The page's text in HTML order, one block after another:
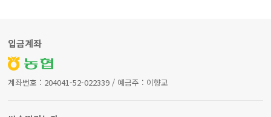
입금계좌
계좌번호 : 204041-52-022339 / 예금주 : 이향교